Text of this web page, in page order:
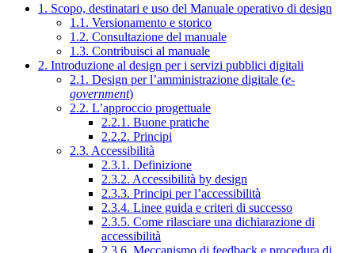
1. Scopo, destinatari e uso del Manuale operativo di design
1.1. Versionamento e storico
1.2. Consultazione del manuale
1.3. Contribuisci al manuale
2. Introduzione al design per i servizi pubblici digitali
2.1. Design per l’amministrazione digitale (e-
government)
2.2. L’approccio progettuale
2.2.1. Buone pratiche
2.2.2. Principi
2.3. Accessibilità
2.3.1. Definizione
2.3.2. Accessibilità by design
2.3.3. Principi per l’accessibilità
2.3.4. Linee guida e criteri di successo
2.3.5. Come rilasciare una dichiarazione di
accessibilità
2.3.6. Meccanismo di feedback e procedura di